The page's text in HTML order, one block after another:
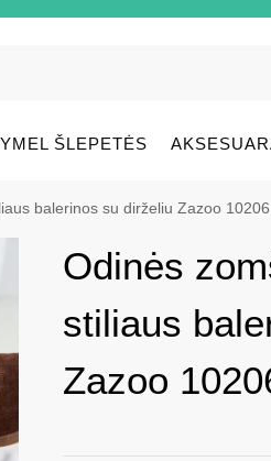
ŠLEPETĖS
balerinos su dirželiu Zazoo
Odinės
stiliaus
Zazoo